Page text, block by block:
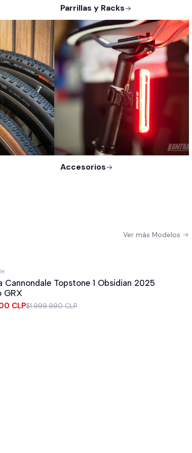
Parrillas y Racks
Accesorios
Ver más Modelos
Cannondale Topstone 1 Obsidian 2025
GRX
CLP$1.999.990 CLP